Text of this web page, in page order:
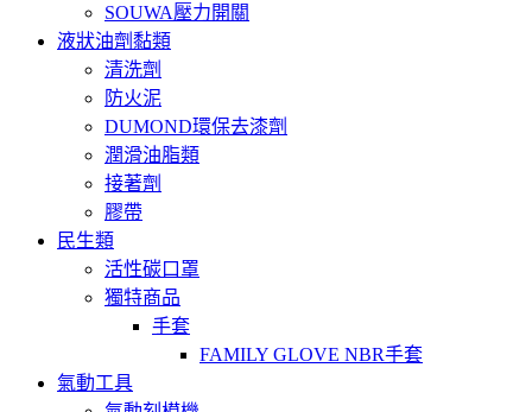
SOUWA壓力開關
液狀油劑黏類
清洗劑
防火泥
DUMOND環保去漆劑
潤滑油脂類
接著劑
膠帶
民生類
活性碳口罩
獨特商品
手套
FAMILY GLOVE NBR手套
氣動工具